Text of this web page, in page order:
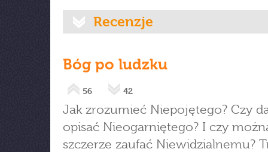
Recenzje
Bóg po ludzku
56 42
Jak zrozumieć Niepojętego? Czy
opisać Nieogarniętego? I czy
szczerze zaufać Niewidzialnemu?